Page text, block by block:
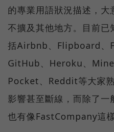
的專業用語狀況描述，大
不擴及其他地方。目前
括Airbnb、Flipboard、
GitHub、Heroku、
Pocket、Reddit等大家
影響甚至斷線，而除了一
也有像FastCompany這